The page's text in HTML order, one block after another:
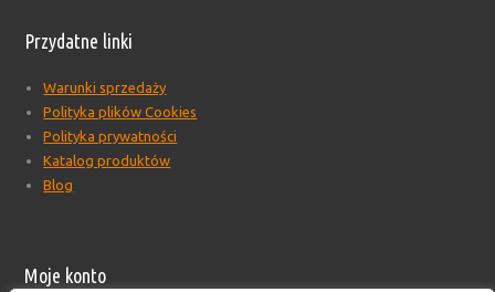
Przydatne linki
Warunki sprzedaży
Polityka plików Cookies
Polityka prywatności
Katalog produktów
Blog
Moje konto